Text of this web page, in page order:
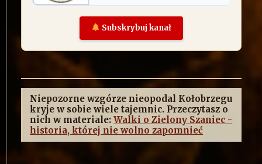
Subskrybuj kanał
Niepozorne wzgórze nieopodal Kołobrzegu
kryje w sobie wiele tajemnic. Przeczytasz o
nich w materiale:Walki o Zielony Szaniec -
historia, której nie wolno zapomnieć